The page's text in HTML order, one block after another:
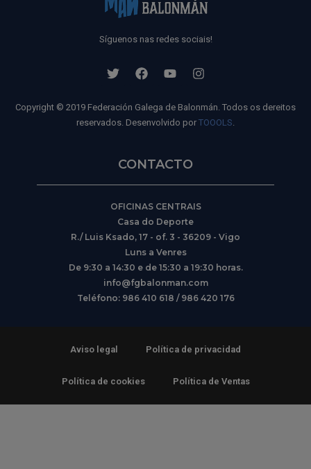
Síguenos nas redes sociais!
Copyright © 2019 Federación Galega de Balonmán. Todos os dereitos
reservados. Desenvolvido por TOOOLS.
CONTACTO
OFICINAS CENTRAIS
Casa do Deporte
R./ Luis Ksado, 17 - of. 3 - 36209 - Vigo
Luns a Venres
De 9:30 a 14:30 e de 15:30 a 19:30 horas.
info@fgbalonman.com
Teléfono: 986 410 618 / 986 420 176
Aviso legal Política de privacidad
Política de cookies Política de Ventas